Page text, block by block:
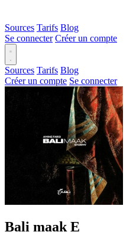
Sources Tarifs Blog
Se connecter Créer un compte
Sources Tarifs Blog
Créer un compte Se connecter
Bali maak E